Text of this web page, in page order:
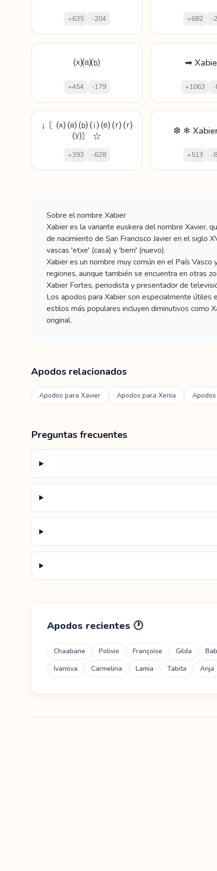
+635 -204 +682 -
⒳⒜⒝
+454 -179
➡
+1063 -
↓ 〘⒳ ⒜ ⒝ ⒤ ⒠ ⒭ ⒭
⒴〙 ☆
+393 -628
❆ ❄
+513 -
Sobre el nombre Xabier
Xabier es la variante euskera del nombre Xavier,
de nacimiento de San Francisco Javier en el siglo
vascas 'etxe' (casa) y 'berri' (nuevo).
Xabier es un nombre muy común en el País
regiones, aunque también se encuentra en otras
Xabier Fortes, periodista y presentador de
Los apodos para Xabier son especialmente útiles
estilos más populares incluyen diminutivos como
original.
Apodos relacionados
Apodos para Xavier Apodos para Xenia
Preguntas frecuentes
Apodos recientes 🕐
Chaabane Polivio Françoise Gilda
Ivanova
Carmelina Lamia Tabita Anja